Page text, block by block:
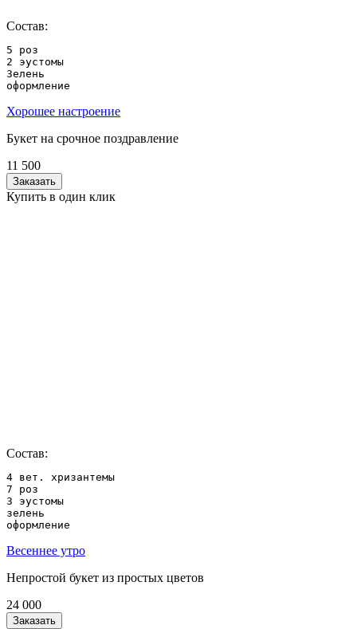
Состав:
5 роз
2 эустомы
Зелень
Хорошее настроение
Букет на срочное поздравление
11 500
Заказать
Купить в один клик
Состав:
4 вет. хризантемы
7 роз
3 эустомы
зелень
оформление
Весеннее утро
Непростой букет из простых цветов
24 000
Заказать